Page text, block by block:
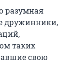
разумная
дружинники,
таких
свою